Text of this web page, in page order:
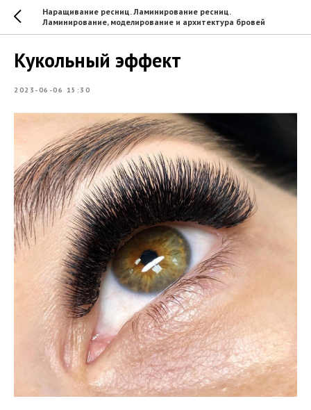
Наращивание ресниц. Ламинирование ресниц.
Ламинирование, моделирование и архитектура бровей
Кукольный эффект
2023-06-06 15:30